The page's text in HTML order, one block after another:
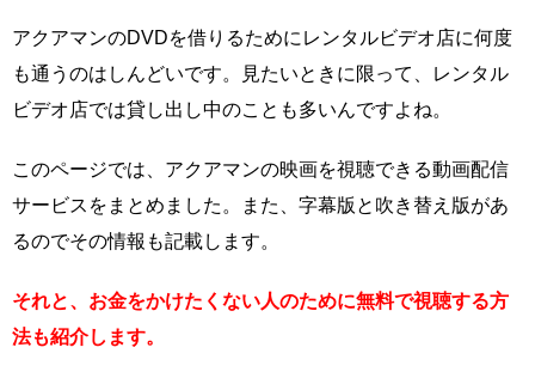
アクアマンのDVDを借りるためにレンタルビデオ店に何度
も通うのはしんどいです。見たいときに限って、レンタル
ビデオ店では貸し出し中のことも多いんですよね。
このページでは、アクアマンの映画を視聴できる動画配信
サービスをまとめました。また、字幕版と吹き替え版があ
るのでその情報も記載します。
それと、お金をかけたくない人のために無料で視聴する方
法も紹介します。